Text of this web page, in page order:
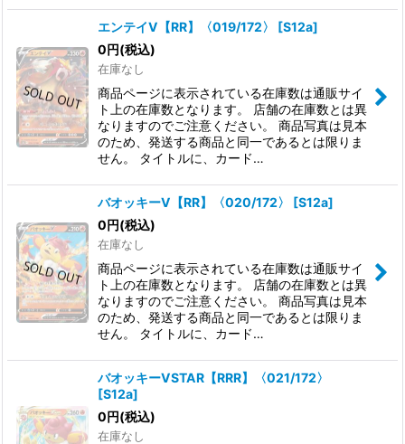
エンテイV【RR】〈019/172〉 [S12a]
0円(税込)
在庫なし
商品ページに表示されている在庫数は通販サイ
ト上の在庫数となります。 店舗の在庫数とは異
なりますのでご注意ください。 商品写真は見本
のため、発送する商品と同一であるとは限りま
せん。 タイトルに、カード…
バオッキーV【RR】〈020/172〉 [S12a]
0円(税込)
在庫なし
商品ページに表示されている在庫数は通販サイ
ト上の在庫数となります。 店舗の在庫数とは異
なりますのでご注意ください。 商品写真は見本
のため、発送する商品と同一であるとは限りま
せん。 タイトルに、カード…
バオッキーVSTAR【RRR】〈021/172〉
[S12a]
0円(税込)
在庫なし